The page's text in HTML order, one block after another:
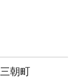
三朝町